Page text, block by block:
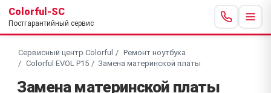
Colorful-SC
Постгарантийный сервис
Сервисный центр Colorful
Ремонт ноутбука
Colorful EVOL P15
Замена материнской платы
Замена материнской платы